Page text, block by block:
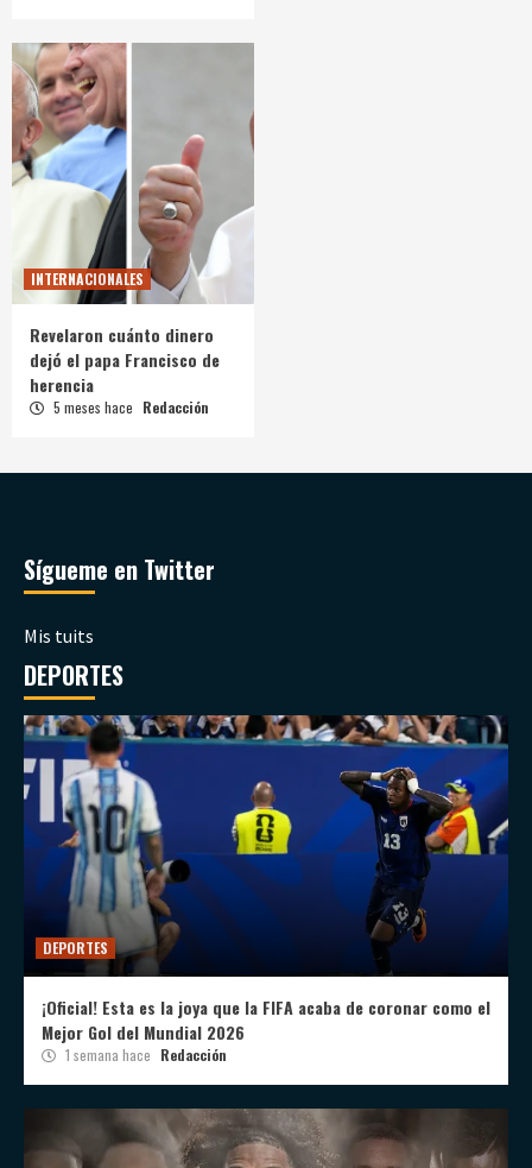
INTERNACIONALES
Revelaron cuánto dinero
dejó el papa Francisco de
herencia
5 meses hace Redacción
Sígueme en Twitter
Mis tuits
DEPORTES
DEPORTES
¡Oficial! Esta es la joya que la FIFA acaba de coronar como el
Mejor Gol del Mundial 2026
1 semana hace Redacción